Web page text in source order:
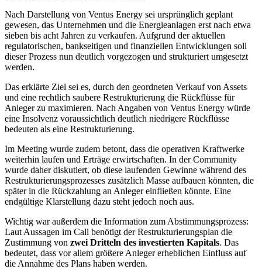
Nach Darstellung von Ventus Energy sei ursprünglich geplant
gewesen, das Unternehmen und die Energieanlagen erst nach etwa
sieben bis acht Jahren zu verkaufen. Aufgrund der aktuellen
regulatorischen, bankseitigen und finanziellen Entwicklungen soll
dieser Prozess nun deutlich vorgezogen und strukturiert umgesetzt
werden.
Das erklärte Ziel sei es, durch den geordneten Verkauf von Assets
und eine rechtlich saubere Restrukturierung die Rückflüsse für
Anleger zu maximieren. Nach Angaben von Ventus Energy würde
eine Insolvenz voraussichtlich deutlich niedrigere Rückflüsse
bedeuten als eine Restrukturierung.
Im Meeting wurde zudem betont, dass die operativen Kraftwerke
weiterhin laufen und Erträge erwirtschaften. In der Community
wurde daher diskutiert, ob diese laufenden Gewinne während des
Restrukturierungsprozesses zusätzlich Masse aufbauen könnten, die
später in die Rückzahlung an Anleger einfließen könnte. Eine
endgültige Klarstellung dazu steht jedoch noch aus.
Wichtig war außerdem die Information zum Abstimmungsprozess:
Laut Aussagen im Call benötigt der Restrukturierungsplan die
Zustimmung von zwei Dritteln des investierten Kapitals. Das
bedeutet, dass vor allem größere Anleger erheblichen Einfluss auf
die Annahme des Plans haben werden.